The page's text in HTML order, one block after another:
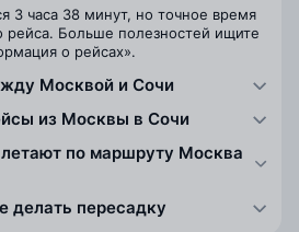
3 часа 38 минут, но точное время
рейса. Больше полезностей ищите
о рейсах».
Москвой и Сочи
из Москвы в Сочи
по маршруту Москва
делать пересадку